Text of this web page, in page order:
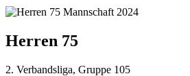
Herren 75
2. Verbandsliga, Gruppe 105